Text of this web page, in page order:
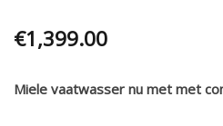
€1,399.00
Miele vaatwasser nu met met